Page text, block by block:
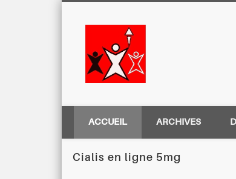
Centre
ACCUEIL ARCHIVES
Cialis en ligne 5mg